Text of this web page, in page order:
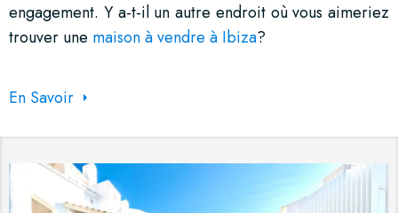
engagement. Y a-t-il un autre endroit où vous aimeriez
trouver une maison à vendre à Ibiza?
En Savoir